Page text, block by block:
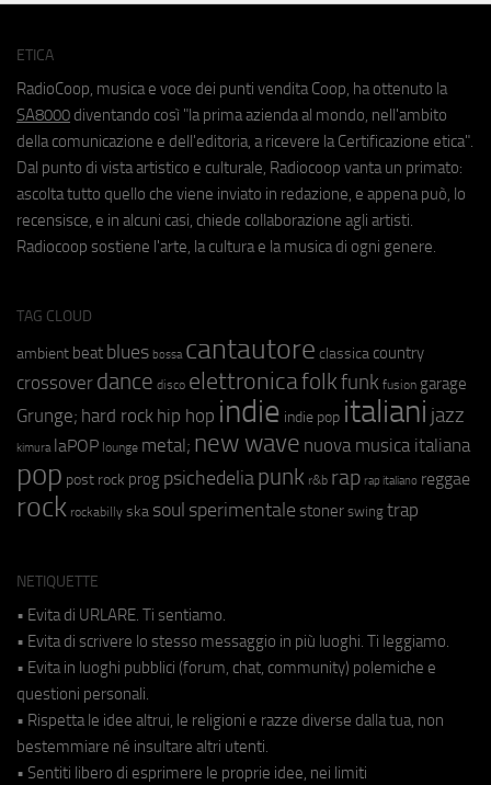
ETICA
RadioCoop, musica e voce dei punti vendita Coop, ha ottenuto la
SA8000 diventando così "la prima azienda al mondo, nell'ambito
della comunicazione e dell'editoria, a ricevere la Certificazione etica".
Dal punto di vista artistico e culturale, Radiocoop vanta un primato:
ascolta tutto quello che viene inviato in redazione, e appena può, lo
recensisce, e in alcuni casi, chiede collaborazione agli artisti.
Radiocoop sostiene l'arte, la cultura e la musica di ogni genere.
TAG CLOUD
ambient beat blues bossa cantautore classica country
crossover dance disco elettronicafolkfunk fusion garage
Grunge; hard rock hip hop indie indie pop italiani jazz
kimura laPOP lounge metal; new wave nuova musica italiana
pop post rock prog psichedeliapunk r&b rap rap italiano reggae
rock rockabilly ska soul sperimentale stoner swing trap
NETIQUETTE
• Evita di URLARE. Ti sentiamo.
• Evita di scrivere lo stesso messaggio in più luoghi. Ti leggiamo.
• Evita in luoghi pubblici (forum, chat, community) polemiche e
questioni personali.
• Rispetta le idee altrui, le religioni e razze diverse dalla tua, non
bestemmiare né insultare altri utenti.
• Sentiti libero di esprimere le proprie idee, nei limiti